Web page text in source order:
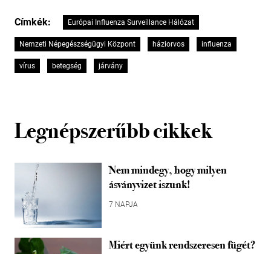
Címkék: Európai Influenza Surveillance Hálózat
Nemzeti Népegészségügyi Központ háziorvos influenza
vírus betegség járvány
Legnépszerűbb cikkek
Nem mindegy, hogy milyen
ásványvizet iszunk!
7 NAPJA
Miért együnk rendszeresen fügét?